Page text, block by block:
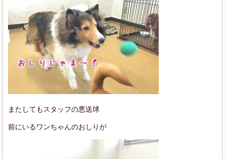
またしてもスタッフの悪送球
前にいるワンちゃんのおしりが